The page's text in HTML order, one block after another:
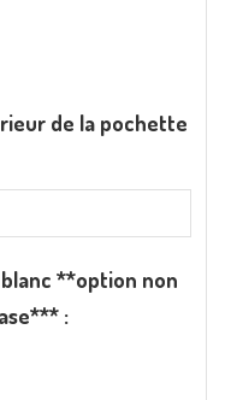
de la pochette
**option non
: